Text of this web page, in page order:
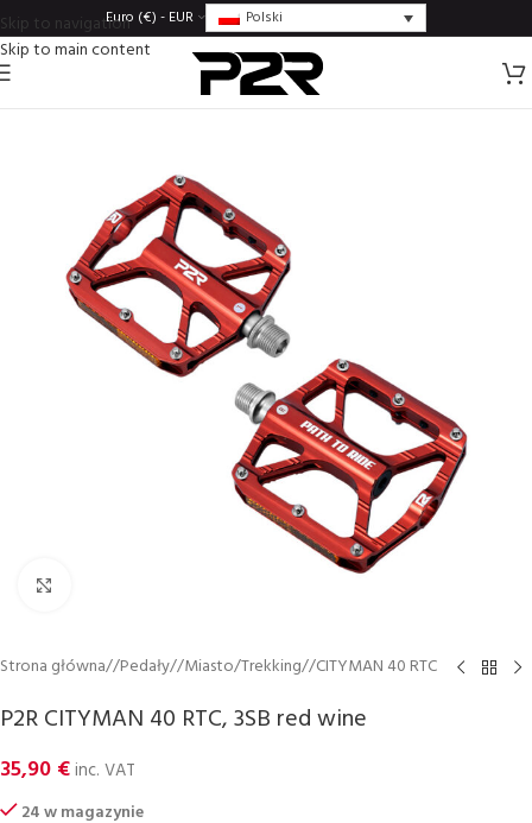
Skip to navigation
Skip to main content
Euro (€) - EUR Polski
Strona główna/ Pedały/ Miasto/Trekking/ CITYMAN 40 RTC
P2R CITYMAN 40 RTC, 3SB red wine
35,90 €inc. VAT
24 w magazynie